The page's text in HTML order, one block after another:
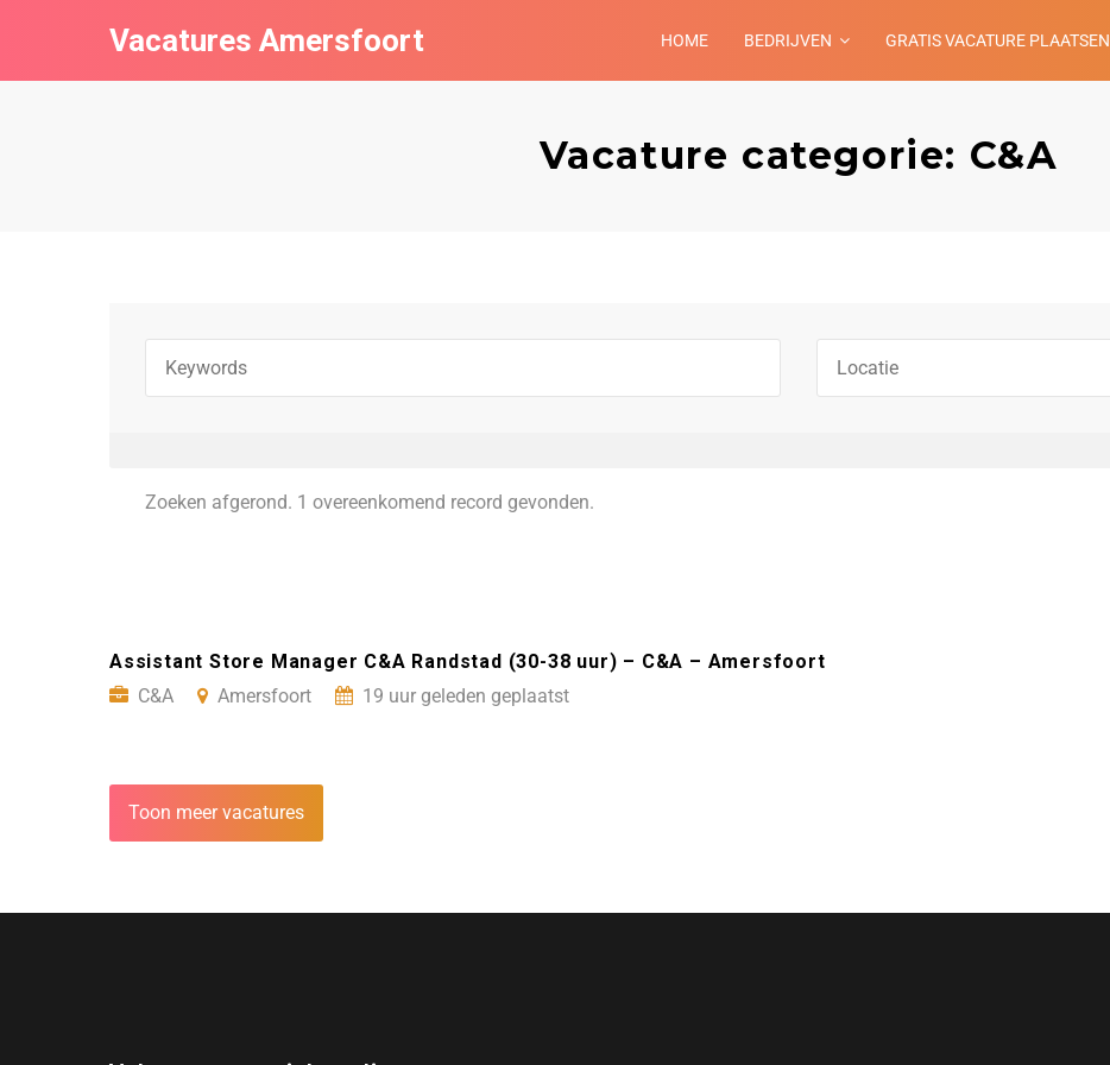
Vacatures Amersfoort HOME BEDRIJVEN GRATIS VACATURE PLAATSEN
Vacature categorie: C&A
Zoeken afgerond. 1 overeenkomend record gevonden.
Assistant Store Manager C&A Randstad (30-38 uur) – C&A – Amersfoort
C&A
Amersfoort 19 uur geleden geplaatst
Toon meer vacatures